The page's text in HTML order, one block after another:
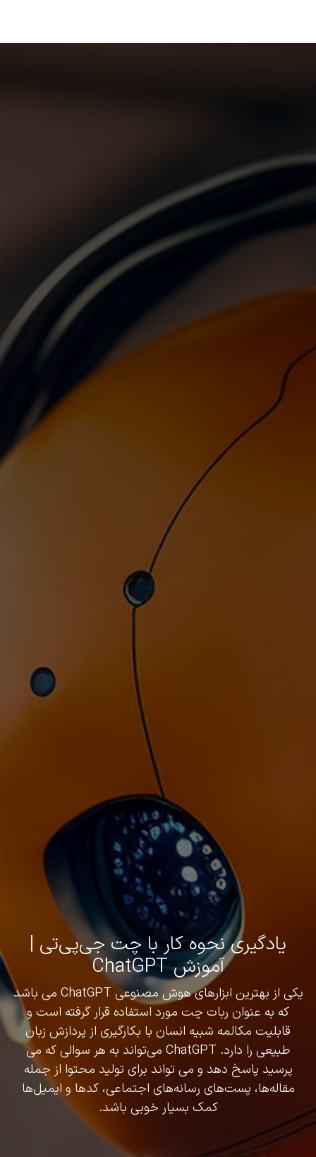
یادگیری نحوه کار با چت جی‌پی‌تی |
آموزش ChatGPT
یکی از بهترین ابزارهای هوش مصنوعی ChatGPT می باشد
که به عنوان ربات چت مورد استفاده قرار گرفته است و
قابلیت مکالمه شبیه انسان با بکارگیری از پردازش زبان
طبیعی را دارد. ChatGPT می‌تواند به هر سوالی که می
پرسید پاسخ دهد و می تواند برای تولید محتوا از جمله
مقاله‌ها، پست‌های رسانه‌های اجتماعی، کدها و ایمیل‌ها
کمک بسیار خوبی باشد.